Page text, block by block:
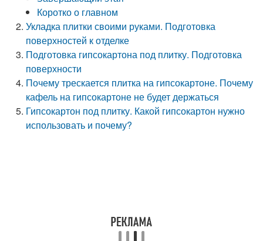
Коротко о главном
Укладка плитки своими руками. Подготовка
поверхностей к отделке
Подготовка гипсокартона под плитку. Подготовка
поверхности
Почему трескается плитка на гипсокартоне. Почему
кафель на гипсокартоне не будет держаться
Гипсокартон под плитку. Какой гипсокартон нужно
использовать и почему?